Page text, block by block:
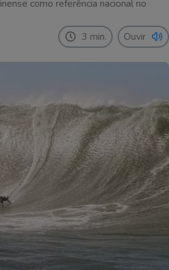
como referência nacional no
3 min. Ouvir